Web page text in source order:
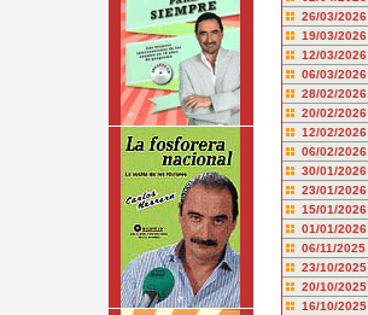
26/03/2026
19/03/2026
12/03/2026
06/03/2026
28/02/2026
20/02/2026
12/02/2026
06/02/2026
30/01/2026
23/01/2026
15/01/2026
01/01/2026
06/11/2025
23/10/2025
20/10/2025
16/10/2025